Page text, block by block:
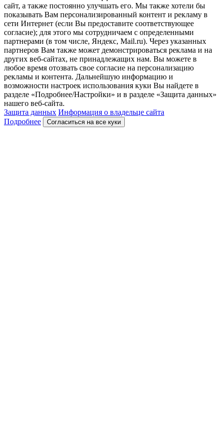
сайт, а также постоянно улучшать его. Мы также хотели бы
показывать Вам персонализированный контент и рекламу в
сети Интернет (если Вы предоставите соответствующее
согласие); для этого мы сотрудничаем с определенными
партнерами (в том числе, Яндекс, Mail.ru). Через указанных
партнеров Вам также может демонстрироваться реклама и на
других веб-сайтах, не принадлежащих нам. Вы можете в
любое время отозвать свое согласие на персонализацию
рекламы и контента. Дальнейшую информацию и
возможности настроек использования куки Вы найдете в
разделе «Подробнее/Настройки» и в разделе «Защита данных»
нашего веб-сайта.
Защита данных Информация о владельце сайта
Подробнее
Согласиться на все куки